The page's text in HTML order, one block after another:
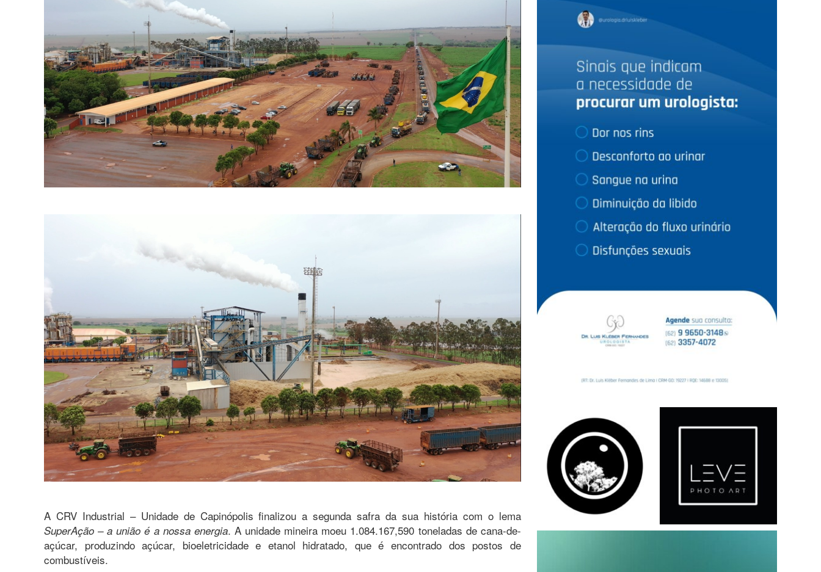
A CRV Industrial – Unidade de Capinópolis finalizou a segunda safra da sua história com o lema
SuperAção – a união é a nossa energia. A unidade mineira moeu 1.084.167,590 toneladas de cana-de-
açúcar, produzindo açúcar, bioeletricidade e etanol hidratado, que é encontrado dos postos de
combustíveis.